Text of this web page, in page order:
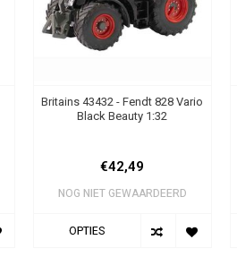
Britains 43432 - Fendt 828 Vario
Black Beauty 1:32
€42,49
NOG NIET GEWAARDEERD
OPTIES